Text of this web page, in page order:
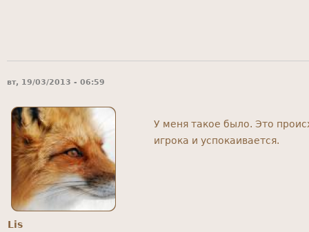
вт, 19/03/2013 - 06:59
Lis
У меня такое было. Это
игрока и успокаивается.